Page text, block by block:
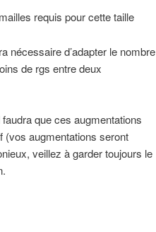
requis pour cette taille
nécessaire d’adapter le nombre
de rgs entre deux
que ces augmentations
(vos augmentations seront
veillez à garder toujours le